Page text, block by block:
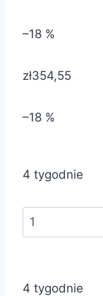
–18 %
zł354,55
–18 %
4 tygodnie
4 tygodnie